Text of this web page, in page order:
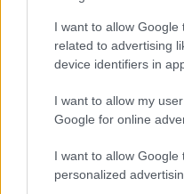
I want to allow Google
related to advertising
device identifiers in
I want to allow my
Google for online
I want to allow Google
personalized
(Διαξιφισμός στα
υπηρεσίες
πληθυσμό στην
22 Οκτωβρίου 1996)
«Τι άλλο θέλει